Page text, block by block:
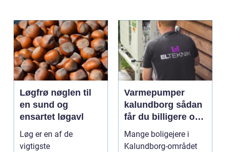
Løgfrø nøglen til
en sund og
ensartet løgavl
Løg er en af de
vigtigste
Varmepumper
kalundborg sådan
får du billigere og
mere bæredygtig
varme
Mange boligejere i
Kalundborg-området